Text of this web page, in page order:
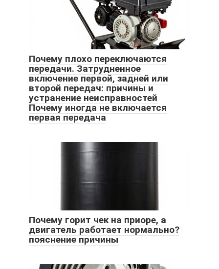
Почему плохо переключаются
передачи. Затрудненное
включение первой, задней или
второй передач: причины и
устранение неисправностей
Почему иногда не включается
первая передача
Почему горит чек на приоре, а
двигатель работает нормально?
пояснение причины